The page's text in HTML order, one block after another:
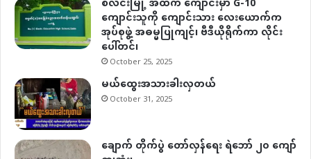
ကျောင်းသူကို ကျောင်းသား လေးယောက်က
အုပ်စုဖွဲ့ အဓမ္မပြုကျင့်၊ ဗီဒီယိုရိုက်ကာ လိုင်း
ပေါ်တင်၊
October 25, 2025
မယ်ထွေးအသားခါးလှတယ်
October 31, 2025
ချောက် တိုက်ပွဲ တော်လှန်ရေး ရဲဘော် ၂၀ ကျော်